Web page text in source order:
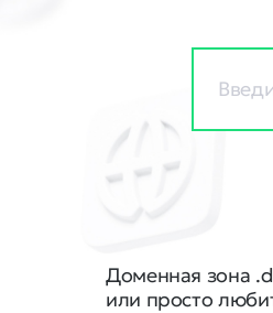
Доменная зона
или просто